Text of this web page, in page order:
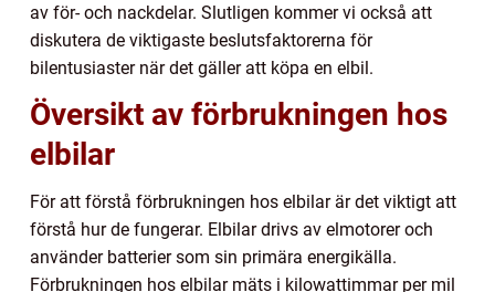
av för- och nackdelar. Slutligen kommer vi också att
diskutera de viktigaste beslutsfaktorerna för
bilentusiaster när det gäller att köpa en elbil.
Översikt av förbrukningen hos
elbilar
För att förstå förbrukningen hos elbilar är det viktigt att
förstå hur de fungerar. Elbilar drivs av elmotorer och
använder batterier som sin primära energikälla.
Förbrukningen hos elbilar mäts i kilowattimmar per mil